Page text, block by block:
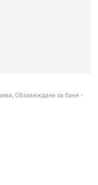
Обзавеждане за баня -